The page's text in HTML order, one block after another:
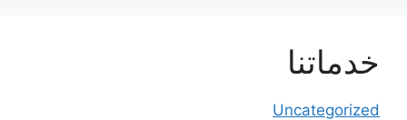
خدماتنا
Uncategorized